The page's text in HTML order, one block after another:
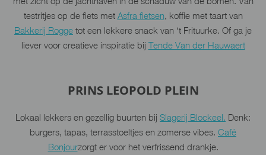
testritjes op de fiets met Asfra fietsen, koffie met taart van
Bakkerij Rogge tot een lekkere snack van ‘t Frituurke. Of ga je
liever voor creatieve inspiratie bij Tende Van der Hauwaert
PRINS LEOPOLD PLEIN
Lokaal lekkers en gezellig buurten bij Slagerij Blockeel. Denk:
burgers, tapas, terrasstoeltjes en zomerse vibes. Café
Bonjourzorgt er voor het verfrissend drankje.